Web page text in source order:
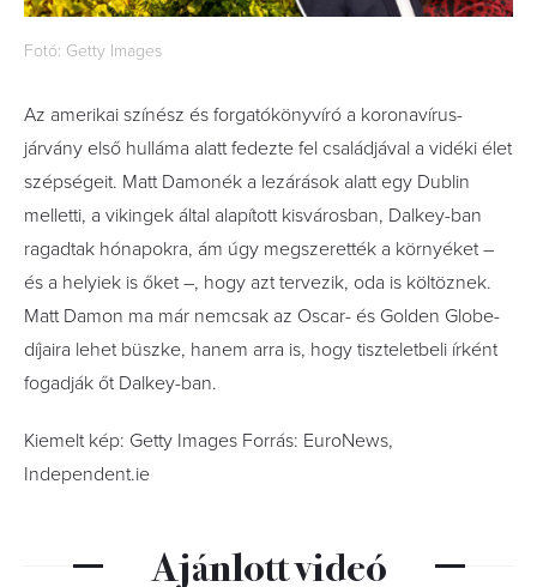
Fotó: Getty Images
Az amerikai színész és forgatókönyvíró a koronavírus-
járvány első hulláma alatt fedezte fel családjával a vidéki élet
szépségeit. Matt Damonék a lezárások alatt egy Dublin
melletti, a vikingek által alapított kisvárosban, Dalkey-ban
ragadtak hónapokra, ám úgy megszerették a környéket –
és a helyiek is őket –, hogy azt tervezik, oda is költöznek.
Matt Damon ma már nemcsak az Oscar- és Golden Globe-
díjaira lehet büszke, hanem arra is, hogy tiszteletbeli írként
fogadják őt Dalkey-ban.
Kiemelt kép: Getty Images Forrás: EuroNews,
Independent.ie
Ajánlott videó